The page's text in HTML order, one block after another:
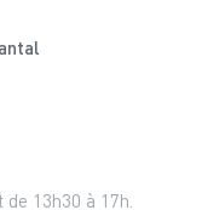
13h30 à 17h.